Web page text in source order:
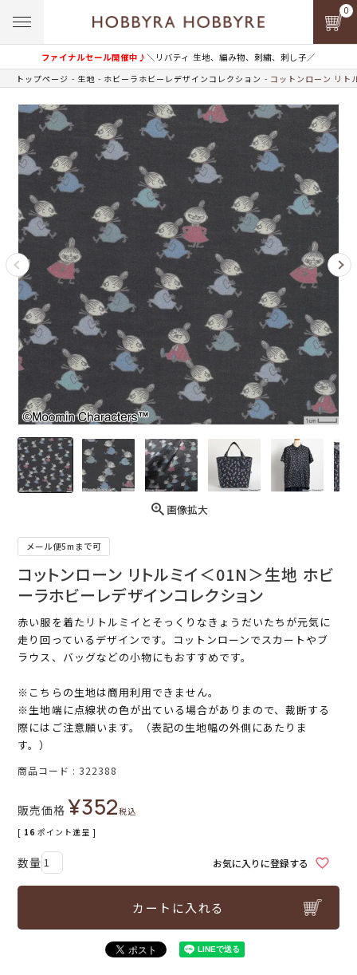
ファイナルセール開催中♪＼リバティ 生地、編み物、刺繍、刺し子／
0
トップページ 生地 ホビーラホビーレデザインコレクション コットンローン リト
画像拡大
メール便5mまで可
コットンローン リトルミイ＜01N＞生地 ホビ
ーラホビーレデザインコレクション
赤い服を着たリトルミイとそっくりなきょうだいたちが元気に
走り回っているデザインです。コットンローンでスカートやブ
ラウス、バッグなどの小物にもおすすめです。
※こちらの生地は商用利用できません。
※生地端に点線状の色が出ている場合がありまので、裁断する
際にはご注意願います。（表記の生地幅の外側にあたりま
す。）
商品コード 322388
販売価格 ¥352税込
[ 16 ポイント進呈 ]
お気に入りに登録する
カートに入れる